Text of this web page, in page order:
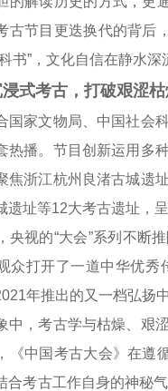
古节目更迭换代的背后
书”，文化自信在静水深
考古，打破艰涩枯
文物局、中国社会科
热播。节目创新运用多
焦浙江杭州良渚古城遗
遗址等12大考古遗址，
视的“大会”系列不断
众打开了一道中华优秀
年推出的又一档弘扬
，考古学与枯燥、艰涩
《中国考古大会》在遵
合考古工作自身的神秘